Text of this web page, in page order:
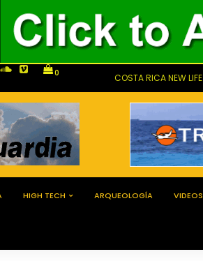
0 COSTA RICA NEW LIFE
HIGH TECH ARQUEOLOGÍA VIDEOS